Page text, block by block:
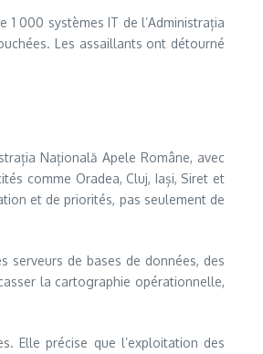
000 systèmes IT de l’Administrația
Les assaillants ont détourné
Națională Apele Române, avec
comme Oradea, Cluj, Iași, Siret et
et de priorités, pas seulement de
serveurs de bases de données, des
la cartographie opérationnelle,
Elle précise que l’exploitation des